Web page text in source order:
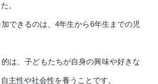
。
できるのは、4年生から6年生までの児
は、子どもたちが自身の興味や好きな
主性や社会性を養うことです。